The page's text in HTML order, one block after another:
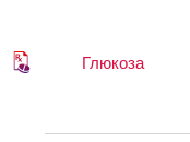
Глюкоза